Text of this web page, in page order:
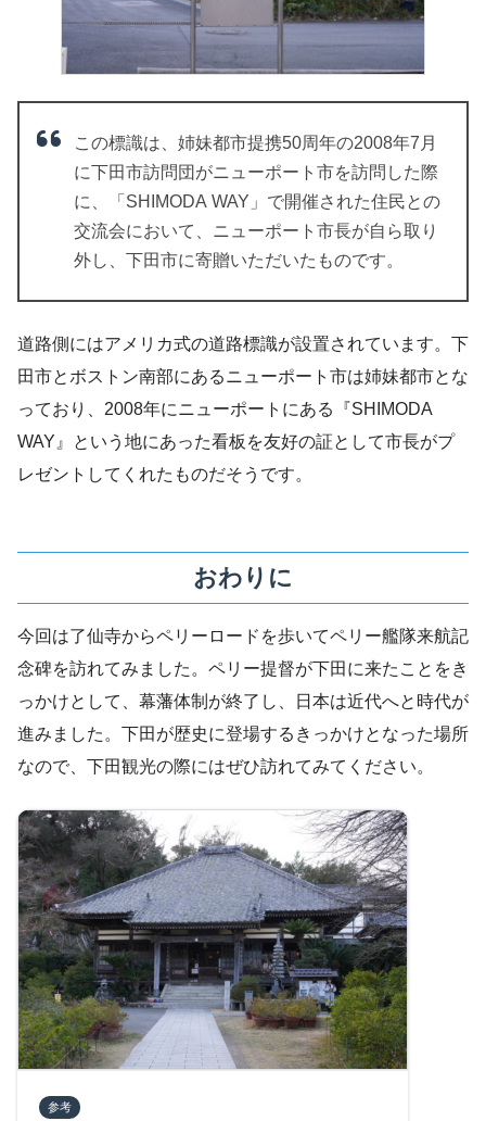
この標識は、姉妹都市提携50周年の2008年7月
に下田市訪問団がニューポート市を訪問した際
に、「SHIMODA WAY」で開催された住民との
交流会において、ニューポート市長が自ら取り
外し、下田市に寄贈いただいたものです。
道路側にはアメリカ式の道路標識が設置されています。下
田市とボストン南部にあるニューポート市は姉妹都市とな
っており、2008年にニューポートにある『SHIMODA
WAY』という地にあった看板を友好の証として市長がプ
レゼントしてくれたものだそうです。
おわりに
今回は了仙寺からペリーロードを歩いてペリー艦隊来航記
念碑を訪れてみました。ペリー提督が下田に来たことをき
っかけとして、幕藩体制が終了し、日本は近代へと時代が
進みました。下田が歴史に登場するきっかけとなった場所
なので、下田観光の際にはぜひ訪れてみてください。
参考